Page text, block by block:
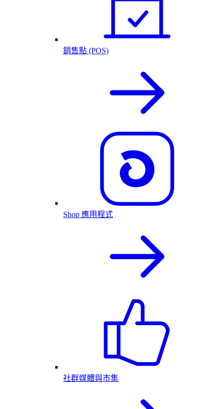
銷售點 (POS)
Shop 應用程式
社群媒體與市集